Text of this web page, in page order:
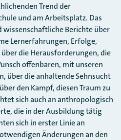
Trend der
und am Arbeitsplatz. Das
wissenschaftliche Berichte über
Lernerfahrungen, Erfolge,
die Herausforderungen, die
offenbaren, mit unseren
über die anhaltende Sehnsucht
den Kampf, diesen Traum zu
sich auch an anthropologisch
die in der Ausbildung tätig
sich in erster Linie an
Änderungen an den